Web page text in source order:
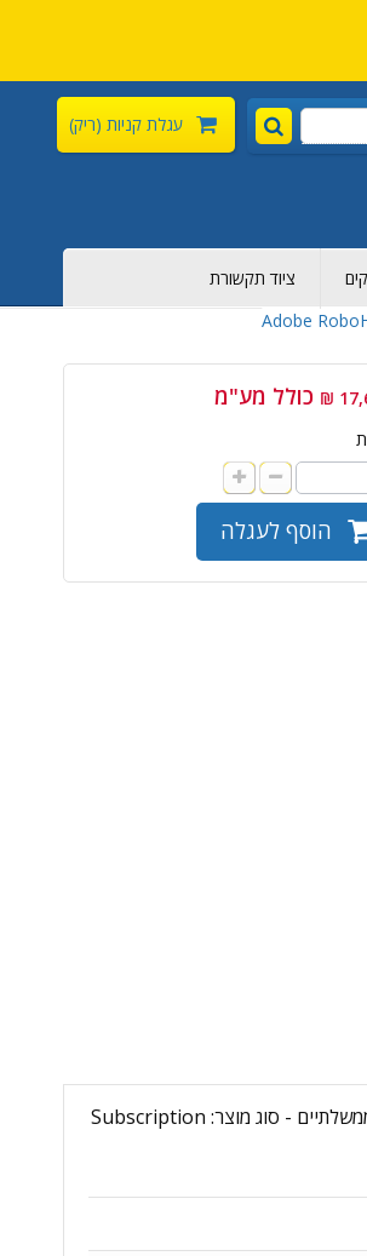
עגלת קניות (ריק)
ציוד תקשורת
Adobe
כולל מע"מ
הוסף לעגלה
רישיון לתוכנת Adobe RoboHelp Server for enterprise - מקט יצרן: 30002458CC01A12 - גרסת רישוי: רישיון לשנה - סוג רישיון: רישיון עבור מוסדות ממשלתיים - סוג מוצר: Subscription